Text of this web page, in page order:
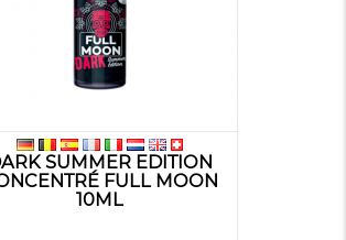
SUMMER EDITION
FULL MOON
10ML